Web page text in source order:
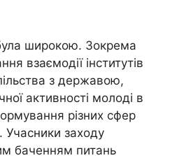
широкою. Зокрема
взаємодії інститутів
з державою,
активності молоді в
різних сфер
Учасники заходу
баченням питань